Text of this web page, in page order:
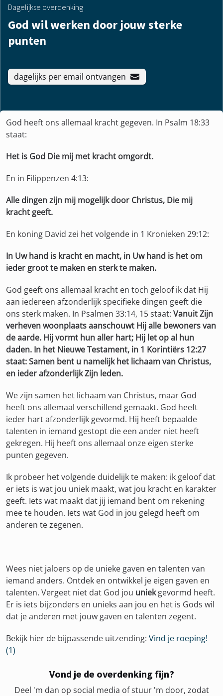
Dagelijkse overdenking
God wil werken door jouw sterke
punten
dagelijks per email ontvangen
God heeft ons allemaal kracht gegeven. In Psalm 18:33
staat:
Het is God Die mij met kracht omgordt.
En in Filippenzen 4:13:
Alle dingen zijn mij mogelijk door Christus, Die mij
kracht geeft.
En koning David zei het volgende in 1 Kronieken 29:12:
In Uw hand is kracht en macht, in Uw hand is het om
ieder groot te maken en sterk te maken.
God geeft ons allemaal kracht en toch geloof ik dat Hij
aan iedereen afzonderlijk specifieke dingen geeft die
ons sterk maken. In Psalmen 33:14, 15 staat: Vanuit Zijn
verheven woonplaats aanschouwt Hij alle bewoners van
de aarde. Hij vormt hun aller hart; Hij let op al hun
daden. In het Nieuwe Testament, in 1 Korintiërs 12:27
staat: Samen bent u namelijk het lichaam van Christus,
en ieder afzonderlijk Zijn leden.
We zijn samen het lichaam van Christus, maar God
heeft ons allemaal verschillend gemaakt. God heeft
ieder hart afzonderlijk gevormd. Hij heeft bepaalde
talenten in iemand gestopt die een ander niet heeft
gekregen. Hij heeft ons allemaal onze eigen sterke
punten gegeven.
Ik probeer het volgende duidelijk te maken: ik geloof dat
er iets is wat jou uniek maakt, wat jou kracht en karakter
geeft. Iets wat maakt dat jij iemand bent om rekening
mee te houden. Iets wat God in jou gelegd heeft om
anderen te zegenen.
Wees niet jaloers op de unieke gaven en talenten van
iemand anders. Ontdek en ontwikkel je eigen gaven en
talenten. Vergeet niet dat God jou uniekgevormd heeft.
Er is iets bijzonders en unieks aan jou en het is Gods wil
dat je anderen met jouw gaven en talenten zegent.
Bekijk hier de bijpassende uitzending: Vind je roeping!
(1)
Vond je de overdenking fijn?
Deel 'm dan op social media of stuur 'm door, zodat